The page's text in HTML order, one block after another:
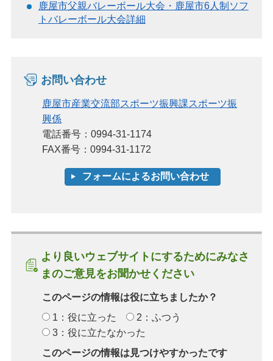
鹿屋市父親バレーボール大会・鹿屋市6人制ソフ
トバレーボール大会詳細
お問い合わせ
鹿屋市産業交流部スポーツ振興課スポーツ振
興係
電話番号：0994-31-1174
FAX番号：0994-31-1172
より良いウェブサイトにするためにみなさ
まのご意見をお聞かせください
このページの情報は役に立ちましたか？
1：役に立った
2：ふつう
3：役に立たなかった
このページの情報は見つけやすかったです